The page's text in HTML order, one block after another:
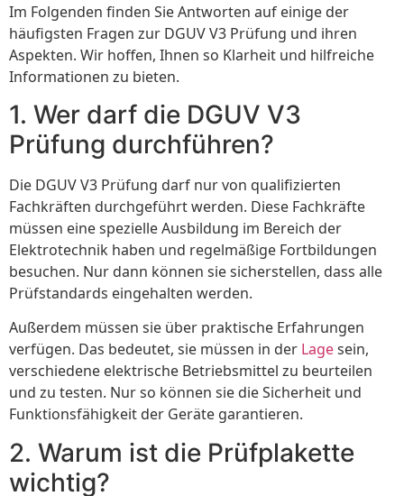
Im Folgenden finden Sie Antworten auf einige der
häufigsten Fragen zur DGUV V3 Prüfung und ihren
Aspekten. Wir hoffen, Ihnen so Klarheit und hilfreiche
Informationen zu bieten.
1. Wer darf die DGUV V3
Prüfung durchführen?
Die DGUV V3 Prüfung darf nur von qualifizierten
Fachkräften durchgeführt werden. Diese Fachkräfte
müssen eine spezielle Ausbildung im Bereich der
Elektrotechnik haben und regelmäßige Fortbildungen
besuchen. Nur dann können sie sicherstellen, dass alle
Prüfstandards eingehalten werden.
Außerdem müssen sie über praktische Erfahrungen
verfügen. Das bedeutet, sie müssen in der Lagesein,
verschiedene elektrische Betriebsmittel zu beurteilen
und zu testen. Nur so können sie die Sicherheit und
Funktionsfähigkeit der Geräte garantieren.
2. Warum ist die Prüfplakette
wichtig?